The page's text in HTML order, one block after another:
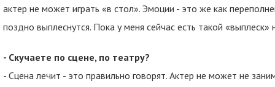
актер не может играть «в стол». Эмоции - это же как
поздно выплеснутся. Пока у меня сейчас есть такой «выплеск»
- Скучаете по сцене, по театру?
- Сцена лечит - это правильно говорят. Актер не может не